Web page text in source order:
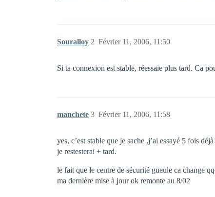
Souralloy Février 11, 2006, 11:50
2
Si ta connexion est stable, réessaie plus tard. Ca
manchete Février 11, 2006, 11:58
3
yes, c’est stable que je sache ,j’ai essayé 5 fois
je restesterai + tard.
le fait que le centre de sécurité gueule ca change
ma dernière mise à jour ok remonte au 8/02